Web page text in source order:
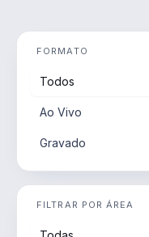
FORMATO
Todos
Ao Vivo
Gravado
FILTRAR POR ÁREA